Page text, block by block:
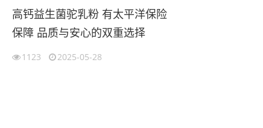
高钙益生菌驼乳粉 有太平洋保险
保障 品质与安心的双重选择
1123 2025-05-28